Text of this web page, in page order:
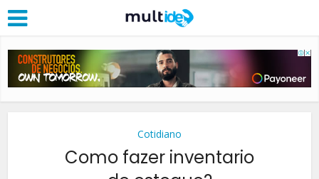
Cotidiano
Como fazer inventario